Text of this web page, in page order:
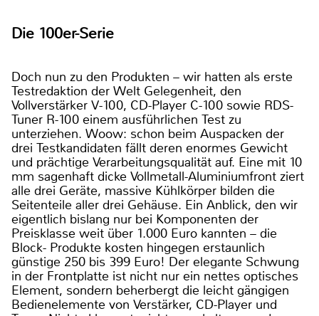
Die 100er-Serie
Doch nun zu den Produkten – wir hatten als erste
Testredaktion der Welt Gelegenheit, den
Vollverstärker V-100, CD-Player C-100 sowie RDS-
Tuner R-100 einem ausführlichen Test zu
unterziehen. Woow: schon beim Auspacken der
drei Testkandidaten fällt deren enormes Gewicht
und prächtige Verarbeitungsqualität auf. Eine mit 10
mm sagenhaft dicke Vollmetall-Aluminiumfront ziert
alle drei Geräte, massive Kühlkörper bilden die
Seitenteile aller drei Gehäuse. Ein Anblick, den wir
eigentlich bislang nur bei Komponenten der
Preisklasse weit über 1.000 Euro kannten – die
Block- Produkte kosten hingegen erstaunlich
günstige 250 bis 399 Euro! Der elegante Schwung
in der Frontplatte ist nicht nur ein nettes optisches
Element, sondern beherbergt die leicht gängigen
Bedienelemente von Verstärker, CD-Player und